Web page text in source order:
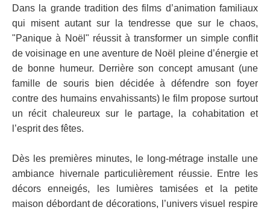
Dans la grande tradition des films d’animation familiaux
qui misent autant sur la tendresse que sur le chaos,
"Panique à Noël" réussit à transformer un simple conflit
de voisinage en une aventure de Noël pleine d’énergie et
de bonne humeur. Derrière son concept amusant (une
famille de souris bien décidée à défendre son foyer
contre des humains envahissants) le film propose surtout
un récit chaleureux sur le partage, la cohabitation et
l’esprit des fêtes.
Dès les premières minutes, le long-métrage installe une
ambiance hivernale particulièrement réussie. Entre les
décors enneigés, les lumières tamisées et la petite
maison débordant de décorations, l’univers visuel respire